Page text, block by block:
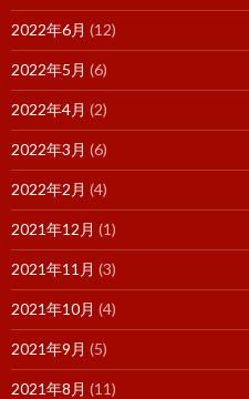
2022年6月 (12)
2022年5月 (6)
2022年4月 (2)
2022年3月 (6)
2022年2月 (4)
2021年12月 (1)
2021年11月 (3)
2021年10月 (4)
2021年9月 (5)
2021年8月 (11)